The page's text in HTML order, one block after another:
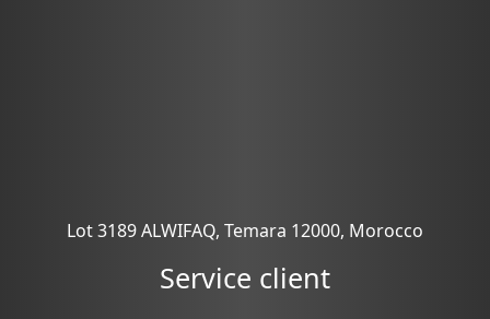
Lot 3189 ALWIFAQ, Temara 12000, Morocco
Service client